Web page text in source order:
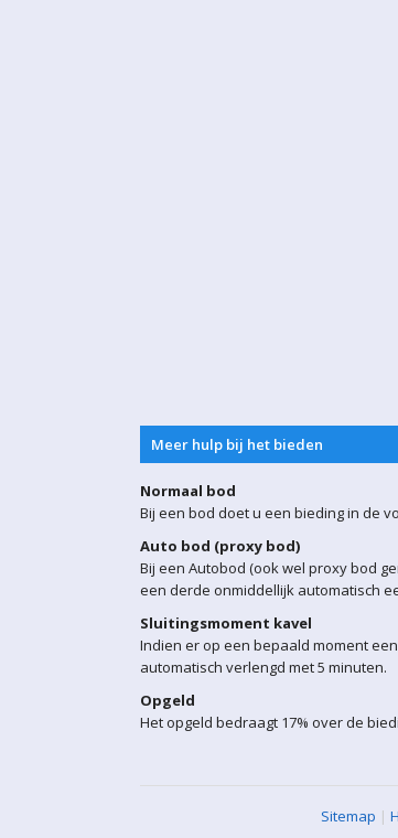
Meer hulp bij het bieden
Normaal bod
Bij een bod doet u een bieding in de
Auto bod (proxy bod)
Bij een Autobod (ook wel proxy bod
een derde onmiddellijk automatisch
Sluitingsmoment kavel
Indien er op een bepaald moment
automatisch verlengd met 5 minuten.
Opgeld
Het opgeld bedraagt 17% over de
Sitemap |